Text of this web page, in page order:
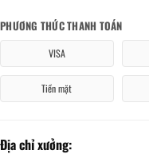
PHƯƠNG THỨC THANH TOÁN
VISA
Tiền mặt
Địa chỉ xưởng: